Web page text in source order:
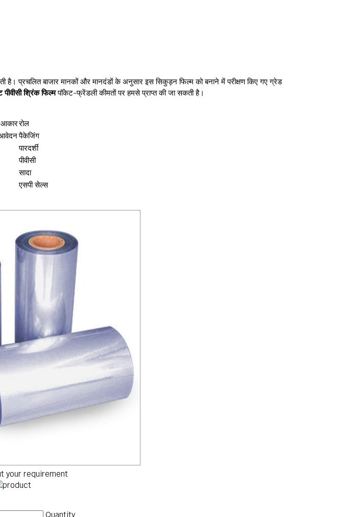
है। प्रचलित बाजार मानकों और मानदंडों के अनुसार इस सिकुड़न फिल्म को बनाने में परीक्षण किए गए ग्रेड
पीवीसी श्रिंक फिल्मपॉकेट-फ्रेंडली कीमतों पर हमसे प्राप्त की जा सकती है।
रोल
पैकेजिंग
पारदर्शी
पीवीसी
सादा
एसपी सेल्स
your requirement
Quantity